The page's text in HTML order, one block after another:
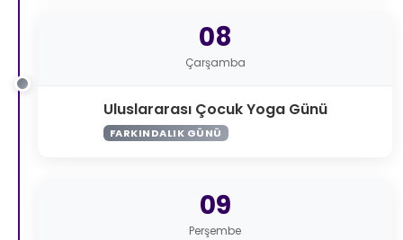
08
Çarşamba
Uluslararası Çocuk Yoga Günü
FARKINDALIK GÜNÜ
09
Perşembe